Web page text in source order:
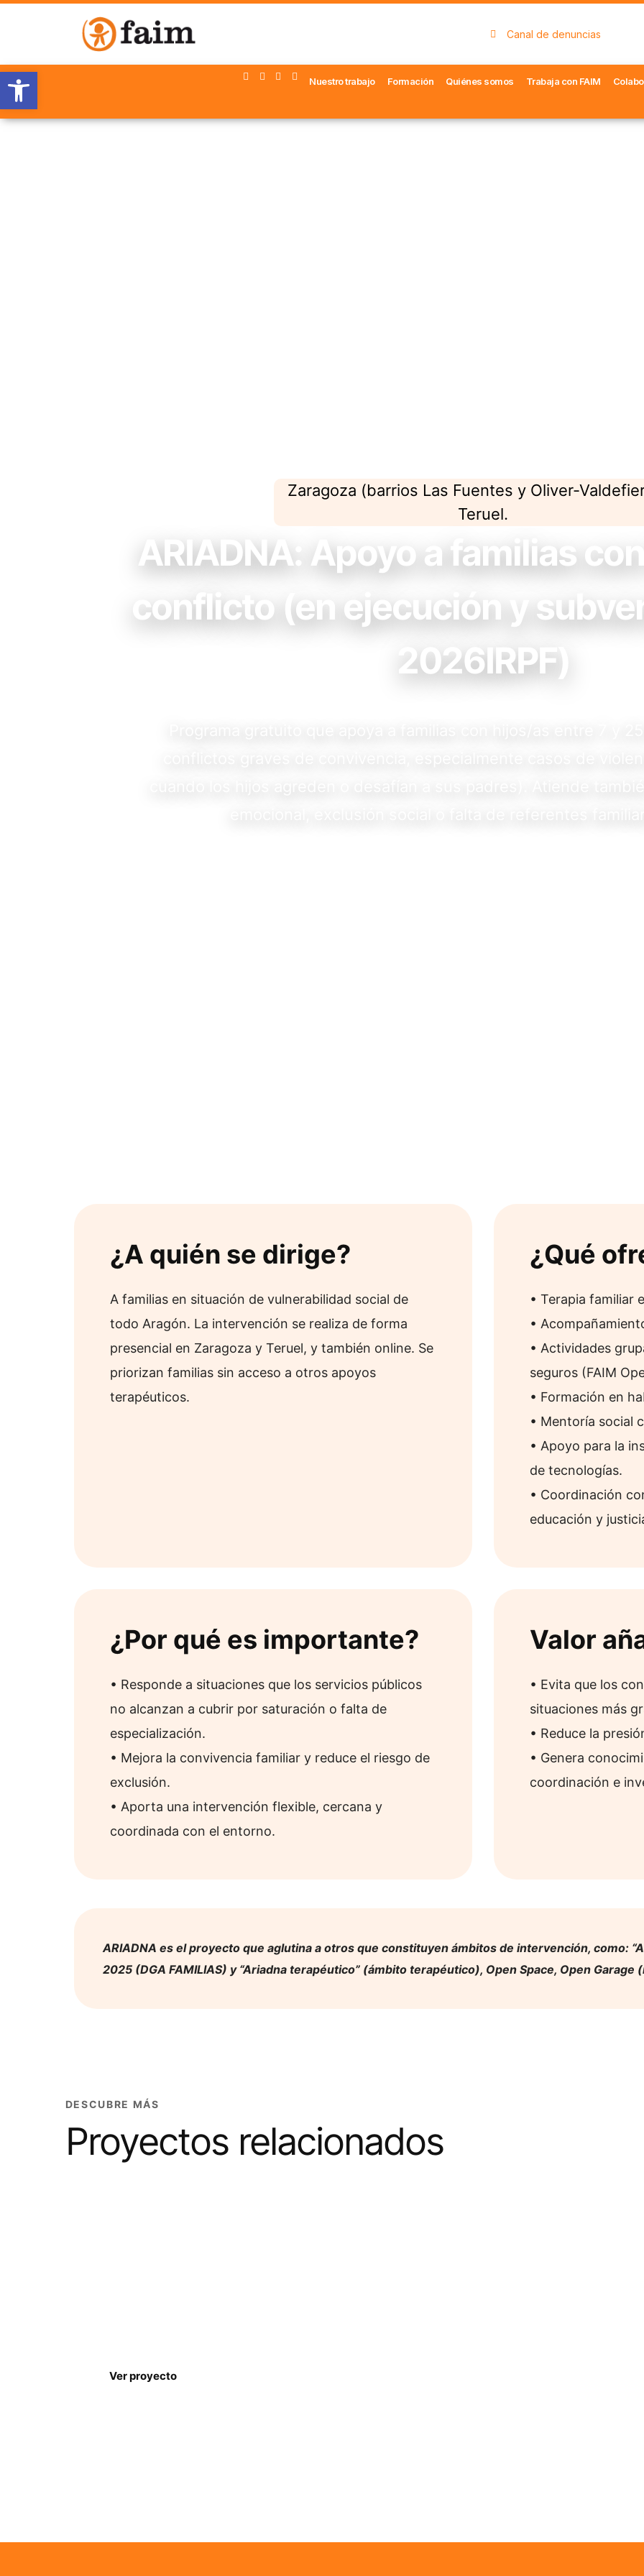
Abrir barra de herramientas
Canal de denuncias
Nuestro trabajo Formación Quiénes somos Trabaja con FAIM
Zaragoza (barrios Las Fuentes y Oliver-
Teruel.
ARIADNA: Apoyo a familias
conflicto (en ejecución y
2026IRPF)
¿A quién se dirige?
A familias en situación de vulnerabilidad social de
todo Aragón. La intervención se realiza de forma
presencial en Zaragoza y Teruel, y también online. Se
priorizan familias sin acceso a otros apoyos
terapéuticos.
¿Qué
• Terapia familiar
•
• Actividades
seguros (FAIM
• Formación en
• Mentoría social
• Apoyo para la
de tecnologías.
• Coordinación
educación y
¿Por qué es importante?
• Responde a situaciones que los servicios públicos
no alcanzan a cubrir por saturación o falta de
especialización.
• Mejora la convivencia familiar y reduce el riesgo de
exclusión.
• Aporta una intervención flexible, cercana y
coordinada con el entorno.
Valor
• Evita que los
situaciones más
• Reduce la
• Genera
coordinación e
ARIADNA es el proyecto que aglutina a otros que constituyen ámbitos de intervención, como:
2025 (DGA FAMILIAS) y “Ariadna terapéutico” (ámbito terapéutico), Open Space, Open
DESCUBRE MÁS
Proyectos relacionados
Ver proyecto